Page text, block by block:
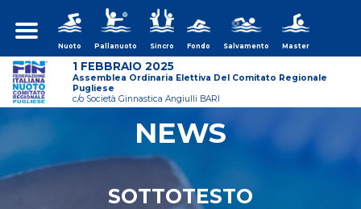
Nuoto Pallanuoto Sincro Fondo Salvamento Master
1 FEBBRAIO 2025
Assemblea Ordinaria Elettiva Del Comitato Regionale
Pugliese
c/o Società Ginnastica Angiulli BARI
NEWS
SOTTOTESTO